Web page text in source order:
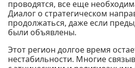
проводятся, все еще
Диалог о стратегическом
продолжаться, даже если
были объявлены.
Этот регион долгое время
нестабильности. Многие